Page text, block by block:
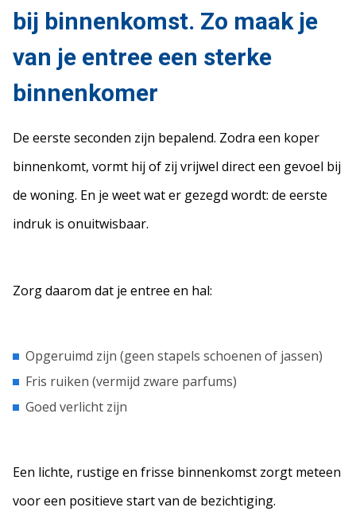
bij binnenkomst. Zo maak je
van je entree een sterke
binnenkomer
De eerste seconden zijn bepalend. Zodra een koper
binnenkomt, vormt hij of zij vrijwel direct een gevoel bij
de woning. En je weet wat er gezegd wordt: de eerste
indruk is onuitwisbaar.
Zorg daarom dat je entree en hal:
Opgeruimd zijn (geen stapels schoenen of jassen)
Fris ruiken (vermijd zware parfums)
Goed verlicht zijn
Een lichte, rustige en frisse binnenkomst zorgt meteen
voor een positieve start van de bezichtiging.